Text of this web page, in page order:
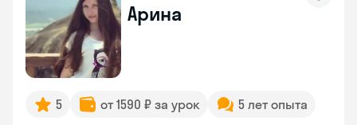
Арина
5 от 1590 ₽ за урок 5 лет опыта